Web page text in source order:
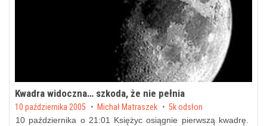
Kwadra widoczna… szkoda, że nie pełnia
Posted on
10 października 2005 by Michał Matraszek 5k odsłon
10 października o 21:01 Księżyc osiągnie pierwszą kwadrę.